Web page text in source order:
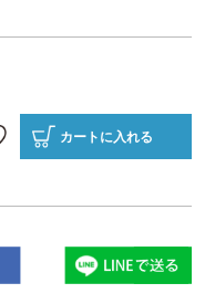
カートに入れる